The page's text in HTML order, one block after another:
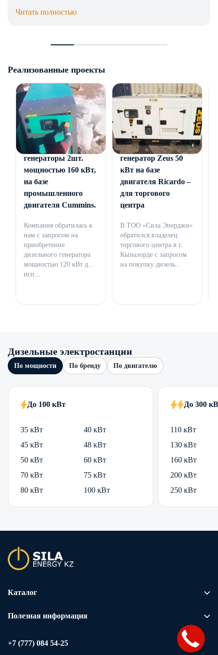
Читать полностью
Реализованные проекты
Дизельные
генераторы 2шт.
мощностью 160 кВт,
на базе
промышленного
двигателя Cummins.
Компания обратилась к
нам с запросом на
приобретение
дизельного генератора
мощностью 120 кВт для
исп...
Дизельный
генератор Zeus 50
кВт на базе
двигателя Ricardo –
для торгового
центра
В ТОО «Сила Энерджи»
обратился владелец
торгового центра в г.
Кызылорде с запросом
на покупку дизель...
Дизельные электростанции
По мощности По бренду По двигателю
До 100 кВт
35 кВт
40 кВт
45 кВт
48 кВт
50 кВт
60 кВт
70 кВт
75 кВт
80 кВт
100 кВт
До 300
110 кВт
130 кВт
160 кВт
200 кВт
250 кВт
Каталог
Полезная информация
+7 (777) 084 54-25